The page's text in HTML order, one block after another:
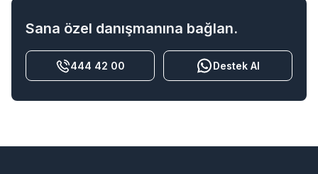
Sana özel danışmanına bağlan.
444 42 00 Destek Al